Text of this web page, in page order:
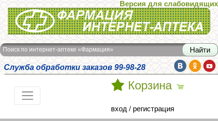
Интернет-аптека Фармация
Версия для слабовидящих
Поиск по интернет-аптеке «Фармация»
Служба обработки заказов 99-98-28
Корзина
вход / регистрация